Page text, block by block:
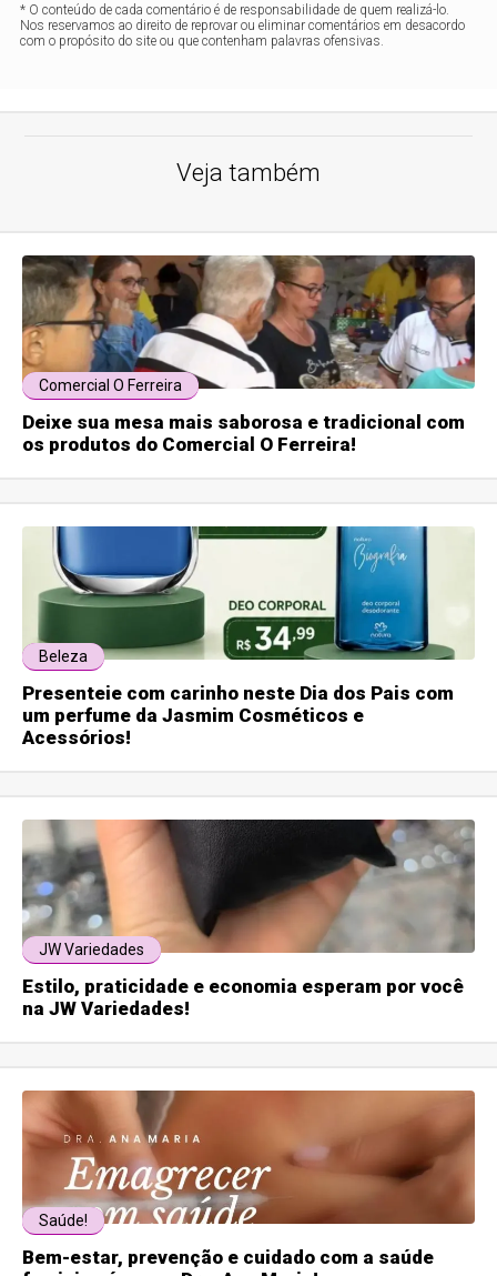
* O conteúdo de cada comentário é de responsabilidade de quem realizá-lo.
Nos reservamos ao direito de reprovar ou eliminar comentários em desacordo
com o propósito do site ou que contenham palavras ofensivas.
Veja também
Comercial O Ferreira
Deixe sua mesa mais saborosa e tradicional com
os produtos do Comercial O Ferreira!
Beleza
Presenteie com carinho neste Dia dos Pais com
um perfume da Jasmim Cosméticos e
Acessórios!
JW Variedades
Estilo, praticidade e economia esperam por você
na JW Variedades!
Saúde!
Bem-estar, prevenção e cuidado com a saúde